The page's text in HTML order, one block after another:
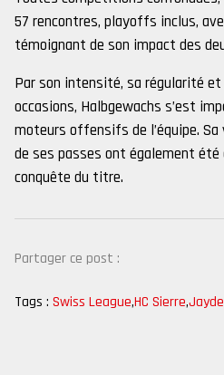
57 rencontres, playoffs inclus,
témoignant de son impact des
Par son intensité, sa régularité et
occasions, Halbgewachs s’est
moteurs offensifs de l’équipe.
de ses passes ont également
conquête du titre.
Partager ce post :
Tags : Swiss League,HC Sierre,